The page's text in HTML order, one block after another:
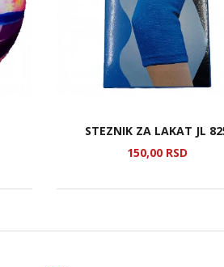
STEZNIK ZA LAKAT JL
150,00 RSD